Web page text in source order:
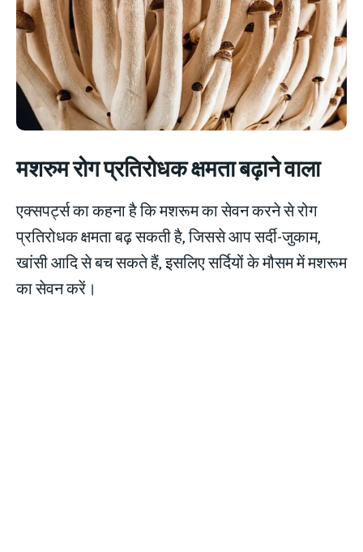
मशरुम रोग प्रतिरोधक क्षमता बढ़ाने वाला
एक्सपर्ट्स का कहना ​​है कि मशरूम का सेवन करने से रोग
प्रतिरोधक क्षमता बढ़ सकती है, जिससे आप सर्दी-जुकाम,
खांसी आदि से बच सकते हैं, इसलिए सर्दियों के मौसम में मशरूम
का सेवन करें।